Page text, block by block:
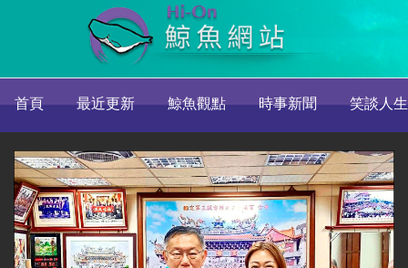
首頁 最近更新 鯨魚觀點 時事新聞 笑談人生